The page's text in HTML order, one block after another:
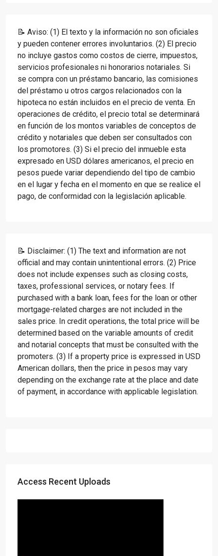
📝 Aviso: (1) El texto y la información no son oficiales
y pueden contener errores involuntarios. (2) El precio
no incluye gastos como costos de cierre, impuestos,
servicios profesionales ni honorarios notariales. Si
se compra con un préstamo bancario, las comisiones
del préstamo u otros cargos relacionados con la
hipoteca no están incluidos en el precio de venta. En
operaciones de crédito, el precio total se determinará
en función de los montos variables de conceptos de
crédito y notariales que deben ser consultados con
los promotores. (3) Si el precio del inmueble esta
expresado en USD dólares americanos, el precio en
pesos puede variar dependiendo del tipo de cambio
en el lugar y fecha en el momento en que se realice el
pago, de conformidad con la legislación aplicable.
📝 Disclaimer: (1) The text and information are not
official and may contain unintentional errors. (2) Price
does not include expenses such as closing costs,
taxes, professional services, or notary fees. If
purchased with a bank loan, fees for the loan or other
mortgage-related charges are not included in the
sales price. In credit operations, the total price will be
determined based on the variable amounts of credit
and notarial concepts that must be consulted with the
promoters. (3) If a property price is expressed in USD
American dollars, then the price in pesos may vary
depending on the exchange rate at the place and date
of payment, in accordance with applicable legislation.
Access Recent Uploads